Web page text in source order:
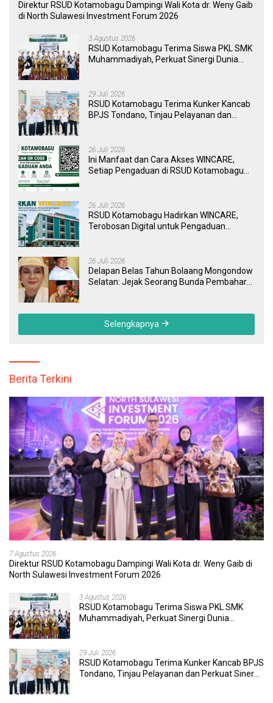
Direktur RSUD Kotamobagu Dampingi Wali Kota dr. Weny Gaib
di North Sulawesi Investment Forum 2026
3 Agustus 2026
RSUD Kotamobagu Terima Siswa PKL SMK
Muhammadiyah, Perkuat Sinergi Dunia
29 Juli 2026
RSUD Kotamobagu Terima Kunker Kancab
BPJS Tondano, Tinjau Pelayanan dan
26 Juli 2026
Ini Manfaat dan Cara Akses WINCARE,
Setiap Pengaduan di RSUD Kotamobagu
26 Juli 2026
RSUD Kotamobagu Hadirkan WINCARE,
Terobosan Digital untuk Pengaduan
26 Juli 2026
Delapan Belas Tahun Bolaang Mongondow
Selatan: Jejak Seorang Bunda Pembaharu
Selengkapnya
Berita Terkini
7 Agustus 2026
Direktur RSUD Kotamobagu Dampingi Wali Kota dr. Weny Gaib di
North Sulawesi Investment Forum 2026
3 Agustus 2026
RSUD Kotamobagu Terima Siswa PKL SMK
Muhammadiyah, Perkuat Sinergi Dunia
29 Juli 2026
RSUD Kotamobagu Terima Kunker Kancab BPJS
Tondano, Tinjau Pelayanan dan Perkuat Sinergi